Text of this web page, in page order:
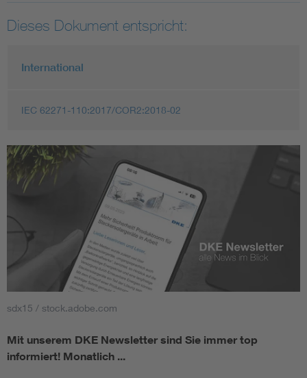
Dieses Dokument entspricht:
International
IEC 62271-110:2017/COR2:2018-02
sdx15 / stock.adobe.com
Mit unserem DKE Newsletter sind Sie immer top
informiert! Monatlich ...